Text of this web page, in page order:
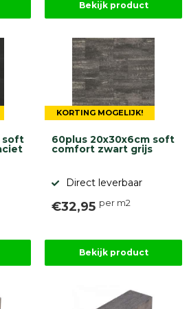
Bekijk product
soft
KORTING MOGELIJK!
60plus 20x30x6cm soft
comfort zwart grijs
Direct leverbaar
€32,95 per m2
Bekijk product